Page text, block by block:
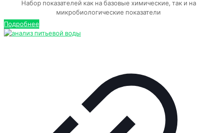
Набор показателей как на базовые химические, так и на
микробиологические показатели
Подробнее